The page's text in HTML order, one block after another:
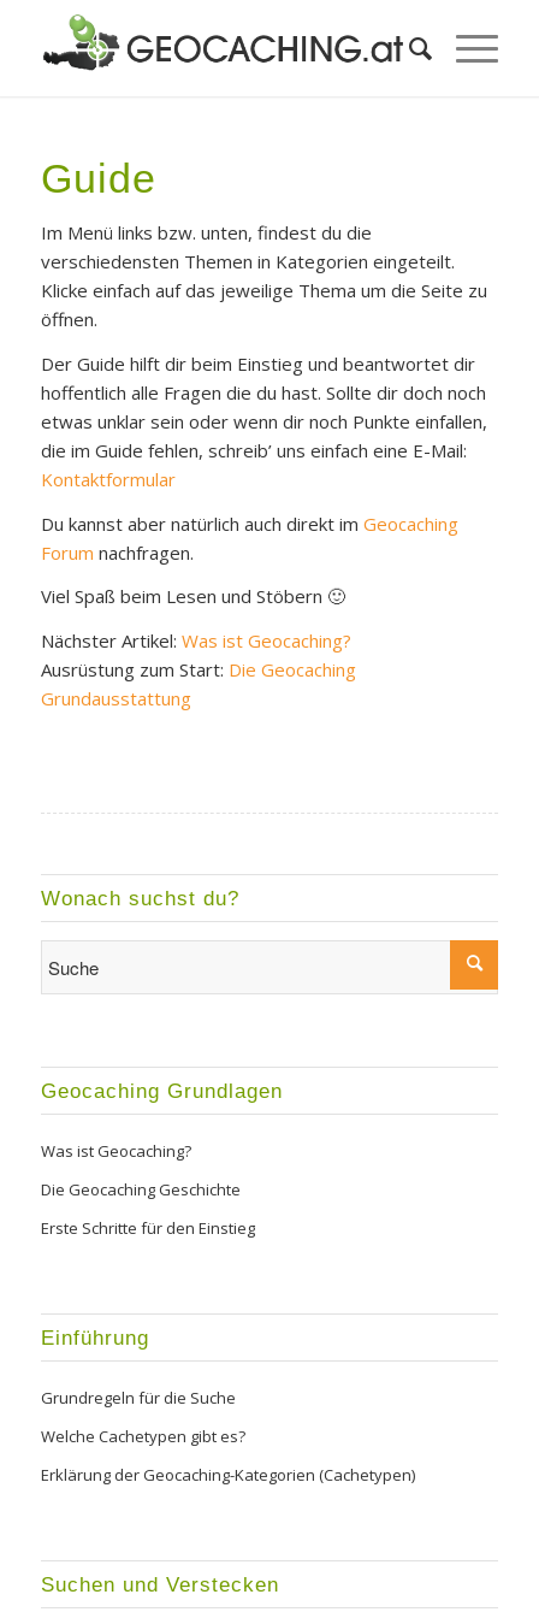
Guide
Im Menü links bzw. unten, findest du die
verschiedensten Themen in Kategorien eingeteilt.
Klicke einfach auf das jeweilige Thema um die Seite zu
öffnen.
Der Guide hilft dir beim Einstieg und beantwortet dir
hoffentlich alle Fragen die du hast. Sollte dir doch noch
etwas unklar sein oder wenn dir noch Punkte einfallen,
die im Guide fehlen, schreib’ uns einfach eine E-Mail:
Kontaktformular
Du kannst aber natürlich auch direkt im Geocaching
Forum nachfragen.
Viel Spaß beim Lesen und Stöbern 🙂
Nächster Artikel: Was ist Geocaching?
Ausrüstung zum Start: Die Geocaching
Grundausstattung
Wonach suchst du?
Geocaching Grundlagen
Was ist Geocaching?
Die Geocaching Geschichte
Erste Schritte für den Einstieg
Einführung
Grundregeln für die Suche
Welche Cachetypen gibt es?
Erklärung der Geocaching-Kategorien (Cachetypen)
Suchen und Verstecken